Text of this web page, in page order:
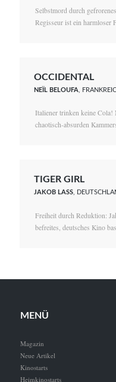
Selbstmord durch
Regisseur ist ein harmloser
OCCIDENTAL
NEÏL BELOUFA ,
Italiener trinken keine Cola!
chaotisch-absurden
TIGER GIRL
JAKOB LASS ,
Freiheit durch Reduktion:
befreites, deutsches Kino
MENÜ
Magazin
Neue Artikel
Kinostarts
Heimkinostarts